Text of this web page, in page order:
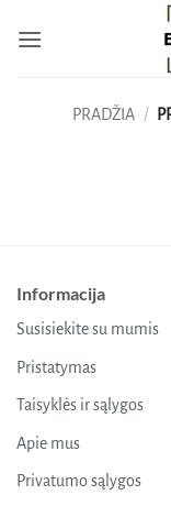
PRADŽIA /
Informacija
Susisiekite su mumis
Pristatymas
Taisyklės ir sąlygos
Apie mus
Privatumo sąlygos